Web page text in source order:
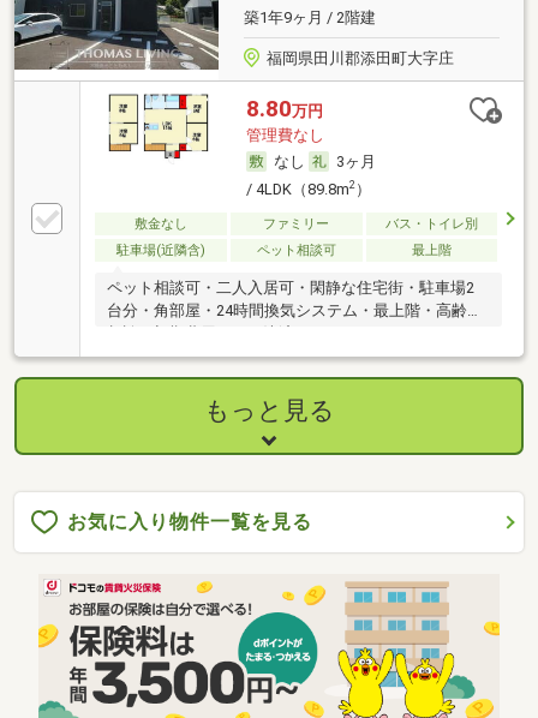
築1年9ヶ月 / 2階建
福岡県田川郡添田町大字庄
8.80万円
管理費なし
なし
3ヶ月
/ 4LDK（89.8m2）
敷金なし ファミリー
バス・トイレ別
駐車場(近隣含)
ペット相談可 最上階
ペット相談可・二人入居可・閑静な住宅街・駐車場2
台分・角部屋・24時間換気システム・最上階・高齢者
相談・初期費用カード決済可
もっと見る
お気に入り物件一覧を見る